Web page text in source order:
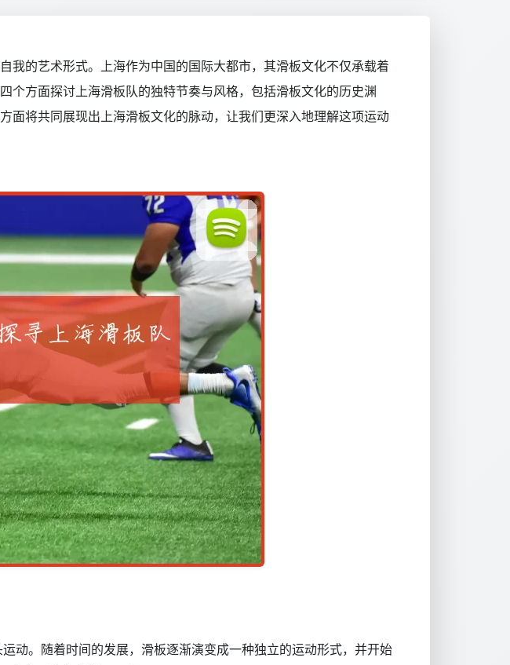
我的艺术形式。上海作为中国的国际大都市，其滑板文化不仅承载着
个方面探讨上海滑板队的独特节奏与风格，包括滑板文化的历史渊
面将共同展现出上海滑板文化的脉动，让我们更深入地理解这项运动
动。随着时间的发展，滑板逐渐演变成一种独立的运动形式，并开始